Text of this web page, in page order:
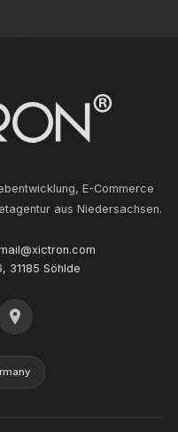
E-Commerce
aus Niedersachsen.
31185 Söhlde